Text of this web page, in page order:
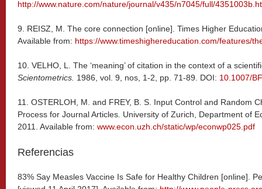
http://www.nature.com/nature/journal/v435/n7045/full/
9. REISZ, M. The core connection [online]. Times Higher
Available from: https://www.timeshighereducation.com/features/
10. VELHO, L. The ‘meaning’ of citation in the context of a
Scientometrics. 1986, vol. 9, nos, 1-2, pp. 71-89. DOI: 10.1007/
11. OSTERLOH, M. and FREY, B. S. Input Control and Random
Process for Journal Articles University of Zurich, Department of
2011. Available from: www.econ.uzh.ch/static/wp/econwp025.pdf
Referencias
83% Say Measles Vaccine Is Safe for Healthy Children [online].